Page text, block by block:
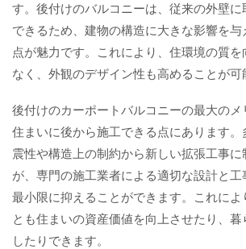
す。後付けのバルコニーは、従来の外壁
できるため、建物の構造に大きな影響を与
点が魅力です。これにより、住環境の質
なく、外観のデザイン性も高めることが可
後付けのカーポートバルコニーの最大の
住まいに後から施工できる点にあります
震性や構造上の制約から新しい拡張工事に
が、専門の施工業者による適切な設計と
最小限に抑えることができます。これに
とも住まいの資産価値を向上させたり、
したりできます。